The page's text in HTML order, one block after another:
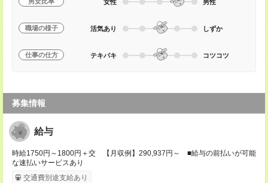
女性 男性
職場の様子 活気あり しずか
仕事の仕方 テキパキ コツコツ
募集情報
給与
時給1750円～1800円＋交 【月収例】290,937円～ ■給与の前払いが可能
な速払いサービスあり
交通費別途支給あり